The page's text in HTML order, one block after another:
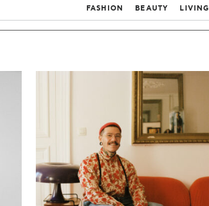
FASHION BEAUTY LIVING